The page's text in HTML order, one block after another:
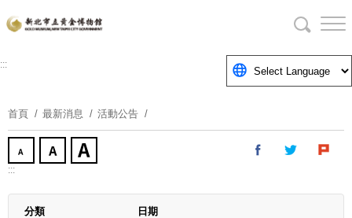
到
要
塊
:::
首頁 最新消息 活動公告
:::
分類
日期